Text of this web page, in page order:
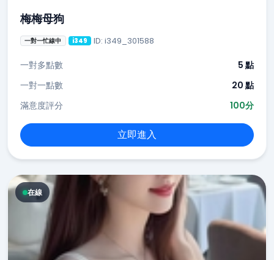
梅梅母狗
一對一忙線中 i349 ID: i349_301588
一對多點數
5 點
一對一點數
20 點
滿意度評分
100分
立即進入
在線